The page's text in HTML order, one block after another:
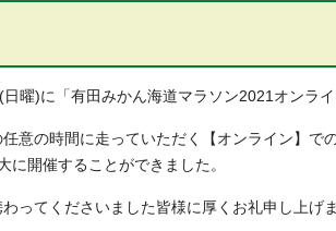
曜)に「有田みかん海道マラソン2021オンライ
意の時間に走っていただく【オンライン】で
に開催することができました。
ってくださいました皆様に厚くお礼申し上げま